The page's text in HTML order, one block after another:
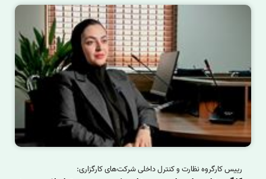
رییس کارگروه نظارت و کنترل داخلی شرکت‌های کارگزاری: